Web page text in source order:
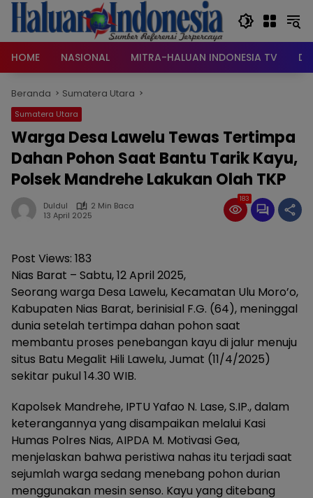
Langsung
konten
HOME
NASIONAL MITRA-HALUAN INDONESIA TV
Beranda Sumatera Utara
Sumatera Utara
Warga Desa Lawelu Tewas Tertimpa
Dahan Pohon Saat Bantu Tarik Kayu,
Polsek Mandrehe Lakukan Olah TKP
Duldul
2 Min Baca
13 April 2025
183
Post Views: 183
Nias Barat – Sabtu, 12 April 2025,
Seorang warga Desa Lawelu, Kecamatan Ulu Moro’o,
Kabupaten Nias Barat, berinisial F.G. (64), meninggal
dunia setelah tertimpa dahan pohon saat
membantu proses penebangan kayu di jalur menuju
situs Batu Megalit Hili Lawelu, Jumat (11/4/2025)
sekitar pukul 14.30 WIB.
Kapolsek Mandrehe, IPTU Yafao N. Lase, S.IP., dalam
keterangannya yang disampaikan melalui Kasi
Humas Polres Nias, AIPDA M. Motivasi Gea,
menjelaskan bahwa peristiwa nahas itu terjadi saat
sejumlah warga sedang menebang pohon durian
menggunakan mesin senso. Kayu yang ditebang